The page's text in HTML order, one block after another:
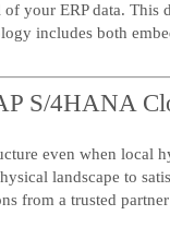
your ERP data.
includes both
S/4HANA
even when local
landscape to
from a trusted